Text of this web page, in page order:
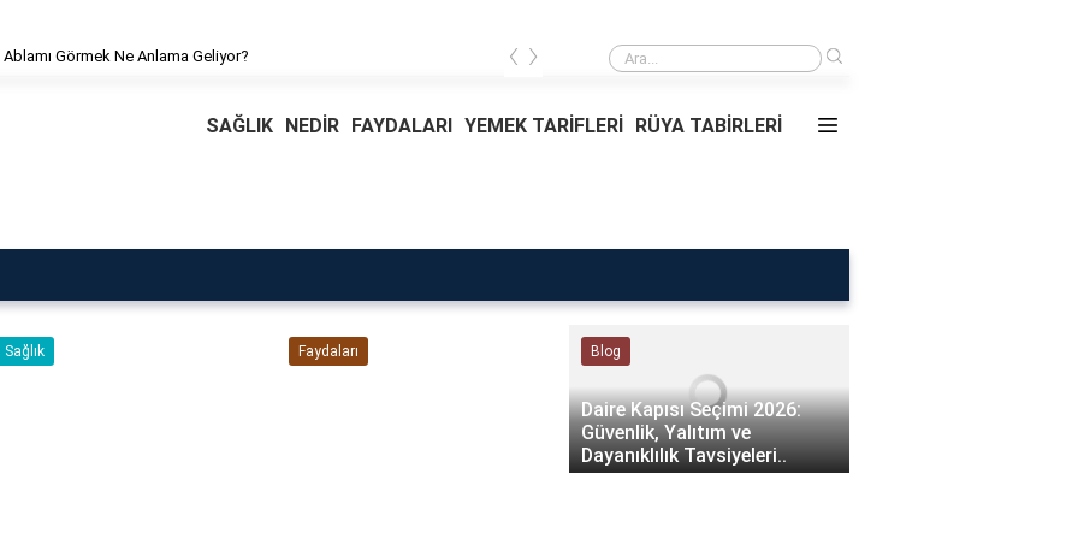
Görmek Ne Anlama Geliyor? Rüyada Ablamı Görmek Ne Anlama Geliyor?
‹ ›
SAĞLIK NEDİR FAYDALARI YEMEK TARİFLERİ RÜYA TABİRLERİ
Faydaları Blog Rüya Tabirleri
Rüyada Ablamı Görmek Ne
Anlama Geliyor?